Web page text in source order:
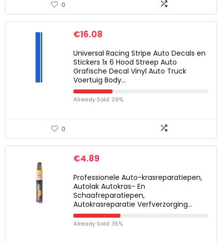
0
€16.08
Universal Racing Stripe Auto Decals en
Stickers 1x 6 Hood Streep Auto
Grafische Decal Vinyl Auto Truck
Voertuig Body…
Already Sold: 29%
0
€4.89
Professionele Auto-krasreparatiepen,
Autolak Autokras- En
Schaafreparatiepen,
Autokrasreparatie Verfverzorging…
Already Sold: 35%